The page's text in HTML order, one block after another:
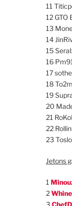
11
12 GTO
13
14
15
16
17
18
19
20
21
22
23
Jetons
1
2